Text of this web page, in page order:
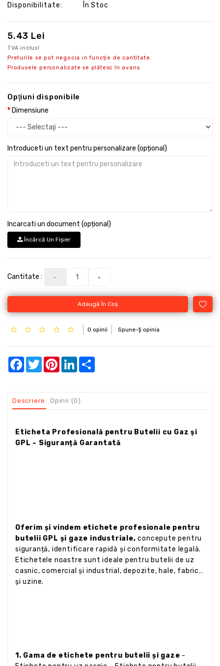
Disponibilitate:
În Stoc
5.43 Lei
TVA inclus!
Preturile se pot negocia in funcție de cantitate.
Produsele personalizate se plătesc în avans.
Opţiuni disponibile
Dimensiune
Introduceti un text pentru personalizare (opțional)
Incarcati un document (opțional)
Încărcă Un Fişier
Cantitate :
Adaugă În Coş
0 opinii Spune-ţi opinia
Facebook
TwitterPinterestLinkedIn
Descriere Opinii (0)
Eticheta Profesională pentru Butelii cu Gaz și
GPL – Siguranță Garantată
Oferim și vindem etichete profesionale pentru
butelii GPL și gaze industriale,concepute pentru
siguranță, identificare rapidă și conformitate legală.
Etichetele noastre sunt ideale pentru butelii de uz
casnic, comercial și industrial, depozite, hale, fabrici
și uzine.
1. Gama de etichete pentru butelii și gaze -